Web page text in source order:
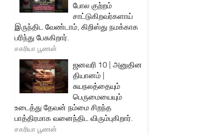
போல குற்றம்
சாட்டுகிறவர்களாய்
இருந்திட வேண்டாம், கிறிஸ்து நமக்காக
பரிந்து பேசுகிறார்.
சகரியா பூணன்
ஜனவரி 10 | அனுதின
தியானம் |
சுயநலத்தையும்
பெருமையையும்
உடைத்து தேவன் நம்மை சிறந்த
பாத்திரமாக வனைந்திட விரும்புகிறார்.
சகரியா பூணன்